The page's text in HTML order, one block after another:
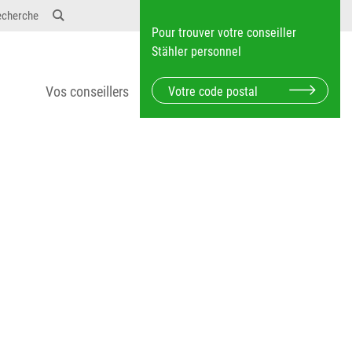
Pour trouver votre conseiller
Stähler personnel
Vos conseillers
Dosierungen: test 123 dfasdf asdfW134 245 34"